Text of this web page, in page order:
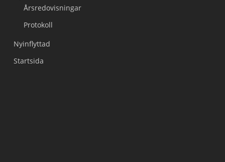
Årsredovisningar
Protokoll
Nyinflyttad
Startsida